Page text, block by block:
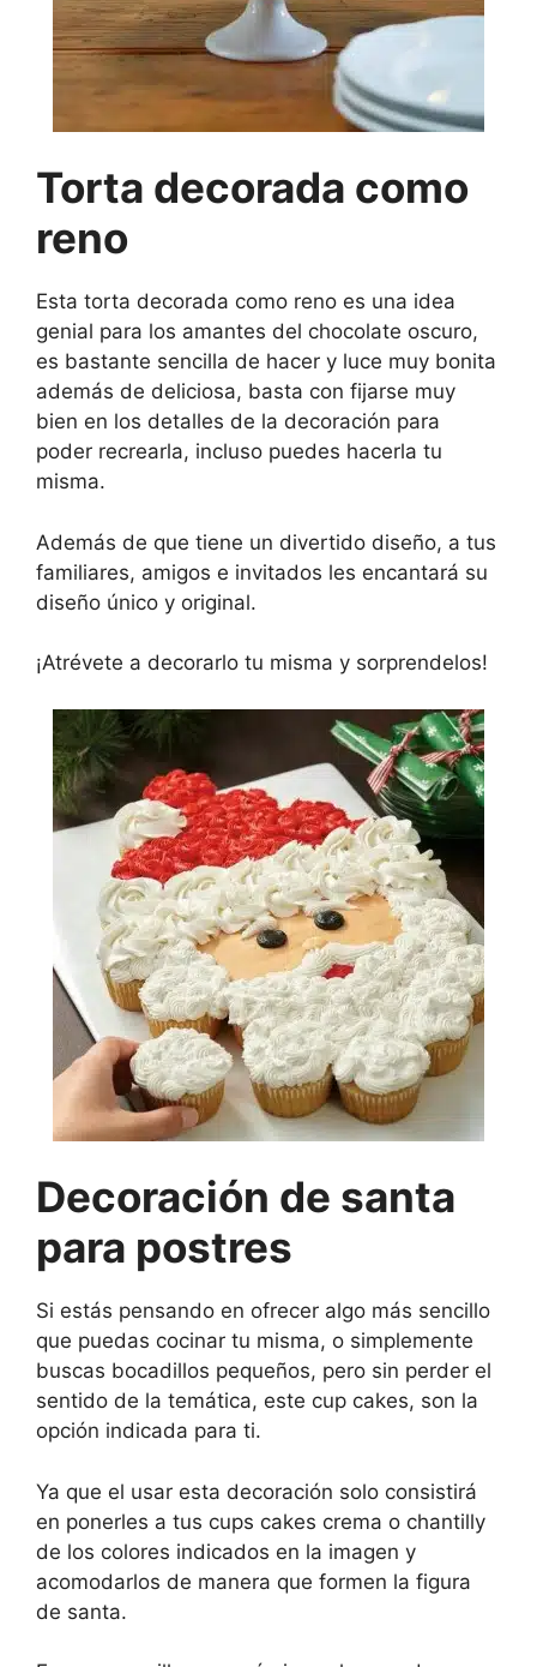
Torta decorada como
reno
Esta torta decorada como reno es una idea
genial para los amantes del chocolate oscuro,
es bastante sencilla de hacer y luce muy bonita
además de deliciosa, basta con fijarse muy
bien en los detalles de la decoración para
poder recrearla, incluso puedes hacerla tu
misma.
Además de que tiene un divertido diseño, a tus
familiares, amigos e invitados les encantará su
diseño único y original.
¡Atrévete a decorarlo tu misma y sorprendelos!
Decoración de santa
para postres
Si estás pensando en ofrecer algo más sencillo
que puedas cocinar tu misma, o simplemente
buscas bocadillos pequeños, pero sin perder el
sentido de la temática, este cup cakes, son la
opción indicada para ti.
Ya que el usar esta decoración solo consistirá
en ponerles a tus cups cakes crema o chantilly
de los colores indicados en la imagen y
acomodarlos de manera que formen la figura
de santa.